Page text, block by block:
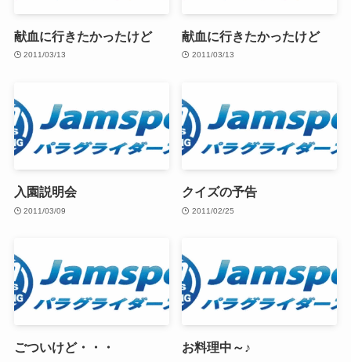
献血に行きたかったけど
2011/03/13
献血に行きたかったけど
2011/03/13
入園説明会
2011/03/09
クイズの予告
2011/02/25
ごついけど・・・ お料理中～♪